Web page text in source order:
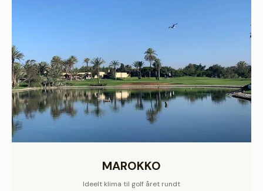
MAROKKO
Ideelt klima til golf året rundt